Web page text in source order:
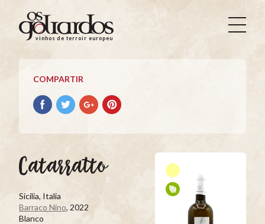
Os
Goliardos
Vinhos
Terroir
Europeus
vinhos de terroir europeus
COMPARTIR
Compartir
con
Compartir
con
Compartir
con
Compartir
con
Catarratto
Sicilia, Italia
Barraco Nino, 2022
Blanco